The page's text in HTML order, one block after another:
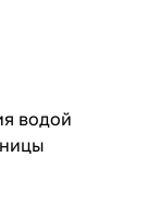
водой